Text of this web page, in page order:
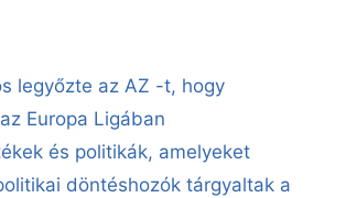
legyőzte az AZ -t, hogy
Europa Ligában
és politikák, amelyeket
döntéshozók tárgyaltak a